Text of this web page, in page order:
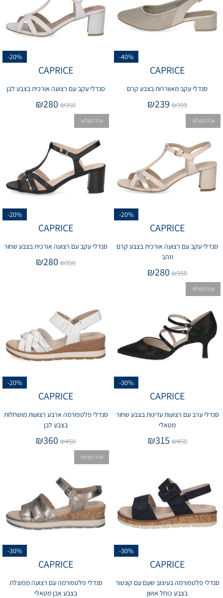
-40%
CAPRICE
סנדלי עקב מאווררות בצבע קרם
₪399
₪239
-20%
CAPRICE
סנדלי עקב עם רצועה אורכית בצבע לבן
₪350
₪280
-20%
אזל המלאי
CAPRICE
סנדלי עקב עם רצועה אורכית בצבע קרם
וזהב
₪350
₪280
-20%
אזל המלאי
CAPRICE
סנדלי עקב עם רצועה אורכית בצבע שחור
₪350
₪280
-30%
אזל המלאי
CAPRICE
סנדלי ערב עם רצועות עדינות בצבע שחור
מטאלי
₪450
₪315
-20%
CAPRICE
סנדלי פלטפורמה ארבע רצועות מושחלות
בצבע לבן
₪450
₪360
-30%
CAPRICE
סנדלי פלטפורמה בעיצוב שעם עם קונטור
בצבע כוחל אושן
-30%
אזל המלאי
CAPRICE
סנדלי פלטפורמה עם רצועה מפוצלת
בצבע אבן מטאלי